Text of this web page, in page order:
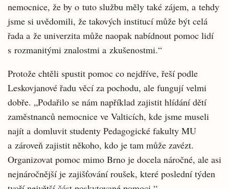
nemocnice, že by o tuto službu měly také zájem, a tehdy
jsme si uvědomili, že takových institucí může být celá
řada a že univerzita může naopak nabídnout pomoc lidí
s rozmanitými znalostmi a zkušenostmi.“
Protože chtěli spustit pomoc co nejdříve, řeší podle
Leskovjanové řadu věcí za pochodu, ale fungují velmi
dobře. „Podařilo se nám například zajistit hlídání dětí
zaměstnanců nemocnice ve Valticích, kde jsme museli
najít a domluvit studenty Pedagogické fakulty MU
a zároveň zajistit někoho, kdo je tam může zavézt.
Organizovat pomoc mimo Brno je docela náročné, ale asi
nejnáročnější je zajišťování roušek, které poslední týden